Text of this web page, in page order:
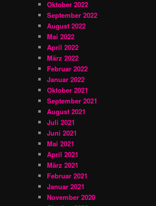
Oktober 2022
September 2022
August 2022
Mai 2022
April 2022
März 2022
Februar 2022
Januar 2022
Oktober 2021
September 2021
August 2021
Juli 2021
Juni 2021
Mai 2021
April 2021
März 2021
Februar 2021
Januar 2021
November 2020